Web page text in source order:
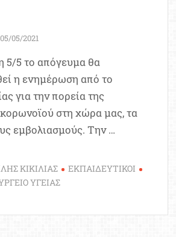
05/05/2021
5/5 το απόγευμα θα
η ενημέρωση από το
για την πορεία της
στη χώρα μας, τα
εμβολιασμούς. Την …
ΚΙΚΙΛΙΑΣ
ΕΚΠΑΙΔΕΥΤΙΚΟΙ
ΥΓΕΙΑΣ